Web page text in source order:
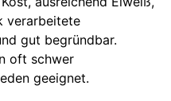
verarbeitete
gut begründbar.
oft schwer
geeignet.